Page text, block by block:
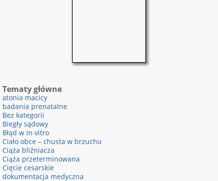
Tematy główne
atonia macicy
badania prenatalne
Bez kategorii
Biegły sądowy
Błąd w In vitro
Ciało obce – chusta w brzuchu
Ciąża bliźniacza
Ciąża przeterminowana
Cięcie cesarskie
dokumentacja medyczna